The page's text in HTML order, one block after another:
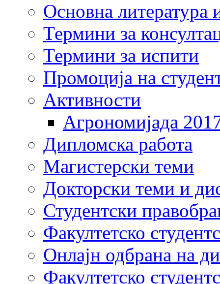
Основна литература
Термини за
Термини за испити
Промоција на
Активности
Агрономијада
Дипломска работа
Магистерски теми
Докторски теми и
Студентски
Факултетско
Онлајн одбрана на
Факултетско